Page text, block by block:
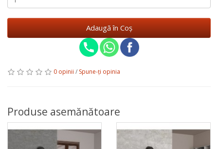
Adaugă în Coş
0 opinii / Spune-ţi opinia
Produse asemănătoare